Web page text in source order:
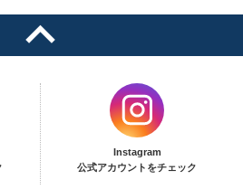
Instagram
公式アカウントをチェック